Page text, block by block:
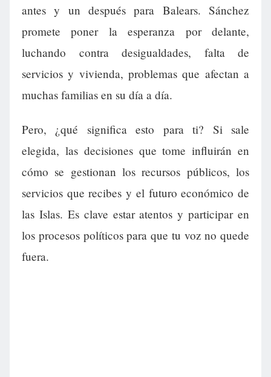
antes y un después para Balears. Sánchez
promete poner la esperanza por delante,
luchando contra desigualdades, falta de
servicios y vivienda, problemas que afectan a
muchas familias en su día a día.
Pero, ¿qué significa esto para ti? Si sale
elegida, las decisiones que tome influirán en
cómo se gestionan los recursos públicos, los
servicios que recibes y el futuro económico de
las Islas. Es clave estar atentos y participar en
los procesos políticos para que tu voz no quede
fuera.